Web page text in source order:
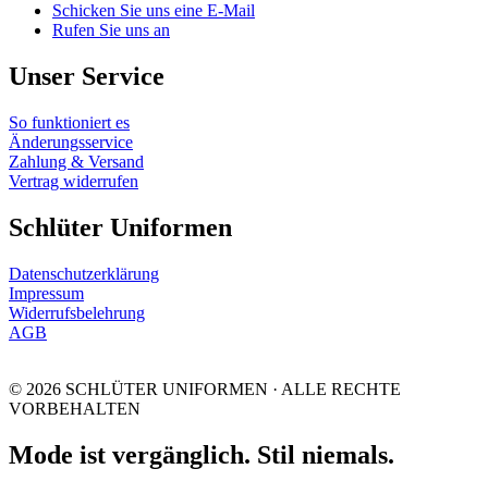
Schicken Sie uns eine E-Mail
Rufen Sie uns an
Unser Service
So funktioniert es
Änderungsservice
Zahlung & Versand
Vertrag widerrufen
Schlüter Uniformen
Datenschutzerklärung
Impressum
Widerrufsbelehrung
AGB
© 2026 SCHLÜTER UNIFORMEN · ALLE RECHTE
VORBEHALTEN
Mode ist vergänglich. Stil niemals.